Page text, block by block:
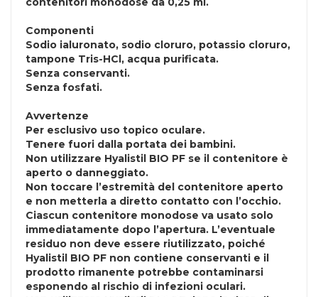
Componenti
Sodio ialuronato, sodio cloruro, potassio cloruro,
tampone Tris-HCl, acqua purificata.
Senza conservanti.
Senza fosfati.
Avvertenze
Per esclusivo uso topico oculare.
Tenere fuori dalla portata dei bambini.
Non utilizzare Hyalistil BIO PF se il contenitore è
aperto o danneggiato.
Non toccare l’estremità del contenitore aperto
e non metterla a diretto contatto con l’occhio.
Ciascun contenitore monodose va usato solo
immediatamente dopo l’apertura. L’eventuale
residuo non deve essere riutilizzato, poiché
Hyalistil BIO PF non contiene conservanti e il
prodotto rimanente potrebbe contaminarsi
esponendo al rischio di infezioni oculari.